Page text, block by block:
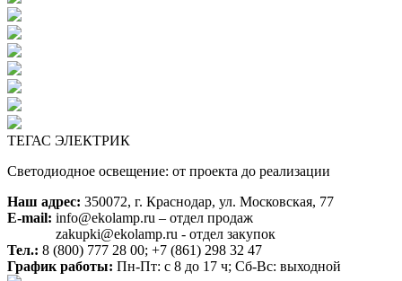
ТЕГАС ЭЛЕКТРИК
Светодиодное освещение: от проекта до реализации
Наш адрес: 350072, г. Краснодар, ул. Московская, 77
E-mail: info@ekolamp.ru – отдел продаж
zakupki@ekolamp.ru - отдел закупок
Тел.: 8 (800) 777 28 00; +7 (861) 298 32 47
График работы: Пн-Пт: с 8 до 17 ч; Сб-Вс: выходной